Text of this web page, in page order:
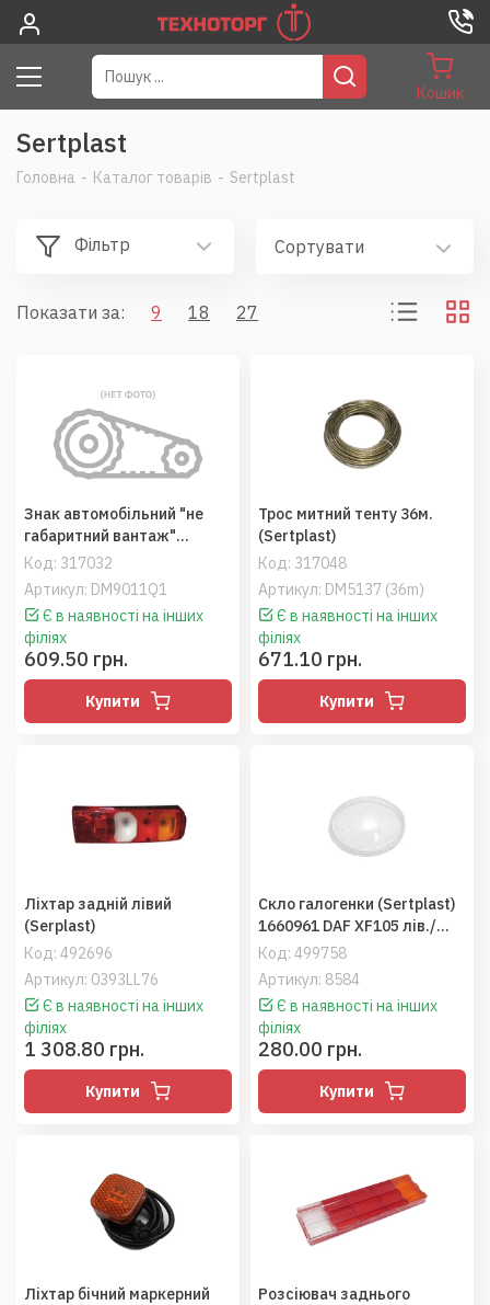
Кошик
Sertplast
Головна - Каталог товарів - Sertplast
Фільтр Сортувати
Показати за: 9 18 27
Код: 317032
Артикул: DM9011Q1
Знак автомобільний "не
габаритний вантаж"
423x423 мм (Sertplast)
Є в наявності на інших
філіях
609.50 грн.
Купити
Код: 317048
Артикул: DM5137 (36m)
Трос митний тенту 36м.
(Sertplast)
Є в наявності на інших
філіях
671.10 грн.
Купити
Код: 492696
Артикул: 0393LL76
Ліхтар задній лівий
(Serplast)
Є в наявності на інших
філіях
1 308.80 грн.
Купити
Код: 499758
Артикул: 8584
Скло галогенки (Sertplast)
1660961 DAF XF105 лів./
прав.
Є в наявності на інших
філіях
280.00 грн.
Купити
Ліхтар бічний маркерний
Розсіювач заднього